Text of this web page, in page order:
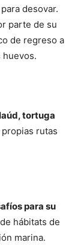
desovar.
parte de su
de regreso a
huevos.
tortuga
rutas
para su
hábitats de
marina.